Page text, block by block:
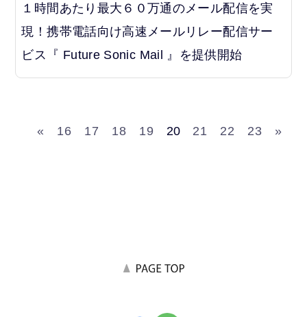
１時間あたり最大６０万通のメール配信を実
現！携帯電話向け高速メールリレー配信サー
ビス『 Future Sonic Mail 』を提供開始
« 16 17 18 19 20 21 22 23 »